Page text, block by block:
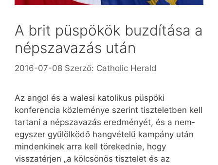
A brit püspökök buzdítása a
népszavazás után
2016-07-08 Szerző: Catholic Herald
Az angol és a walesi katolikus püspöki
konferencia közleménye szerint tiszteletben kell
tartani a népszavazás eredményét, és a nem­
egyszer gyűlölködő hangvételű kampány után
mindenkinek arra kell törekednie, hogy
visszatérjen „a kölcsönös tisztelet és az